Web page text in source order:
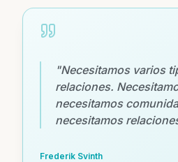
"Necesitamos varios
relaciones.
necesitamos
necesitamos
Frederik Svinth